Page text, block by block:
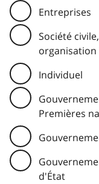
Entreprises
Société
Individuel
Premières
d'État